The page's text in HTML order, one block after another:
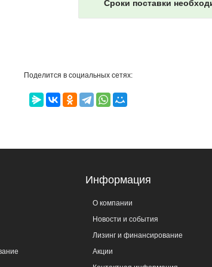
Сроки поставки
Поделится в социальных сетях:
Информация
О компании
Новости и события
Лизинг и финансирование
Акции